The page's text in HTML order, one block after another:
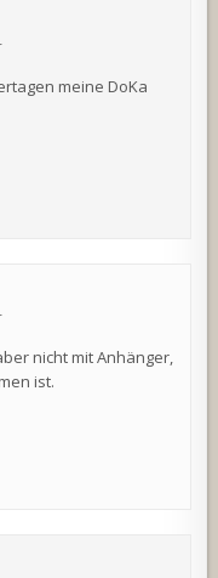
meine DoKa
nicht mit Anhänger,
ist.